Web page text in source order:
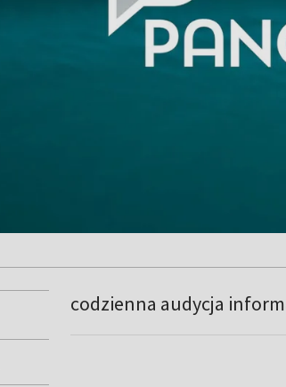
codzienna audycja